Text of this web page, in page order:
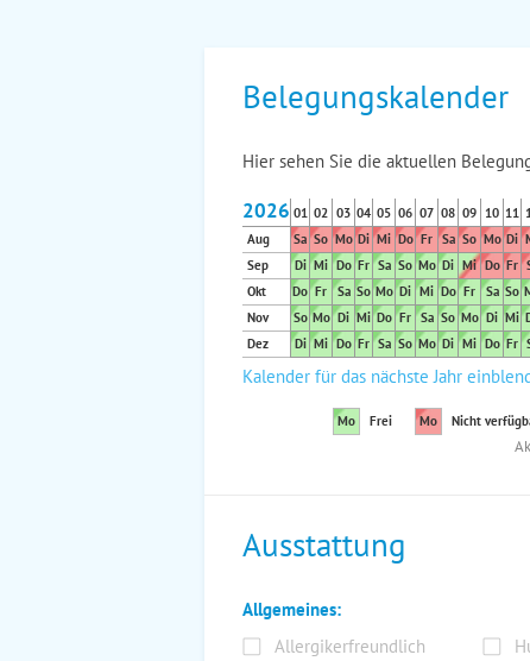
Belegungskalender
Hier sehen Sie die aktuellen
2026 01 02 03 04 05 06 07 08 09 10 11
Aug
Sa So Mo Di Mi Do Fr Sa So Mo Di
Sep
Di Mi Do Fr Sa So Mo Di Mi Do Fr
Okt
Do Fr Sa So Mo Di Mi Do Fr Sa So
Nov
So Mo Di Mi Do Fr Sa So Mo Di Mi
Dez
Di Mi Do Fr Sa So Mo Di Mi Do Fr
Kalender für das nächste Jahr
Mo Frei Mo Nicht
Ausstattung
Allgemeines:
Allergikerfreundlich